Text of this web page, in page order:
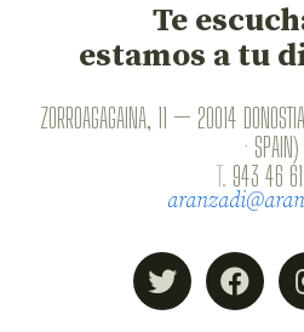
Te
estamos a tu
ZORROAGAGAINA, 11 — 20014
· SPAIN)
T. 943 46